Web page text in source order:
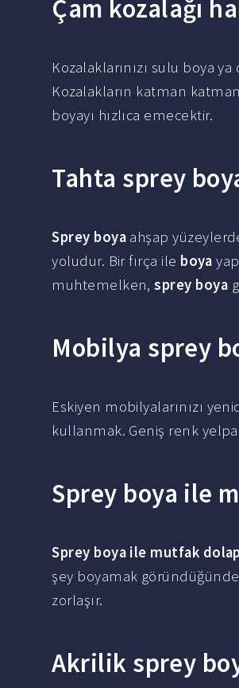
Çam kozalağı
Kozalaklarınızı sulu boya
Kozalakların katman
boyayı hızlıca emecektir.
Tahta sprey
Sprey boya ahşap
yoludur. Bir fırça ile boya
muhtemelken,sprey boya
Mobilya sprey
Eskiyen mobilyalarınızı
kullanmak. Geniş renk
Sprey boya ile
Sprey boya ile mutfak
şey boyamak
zorlaşır.
Akrilik sprey